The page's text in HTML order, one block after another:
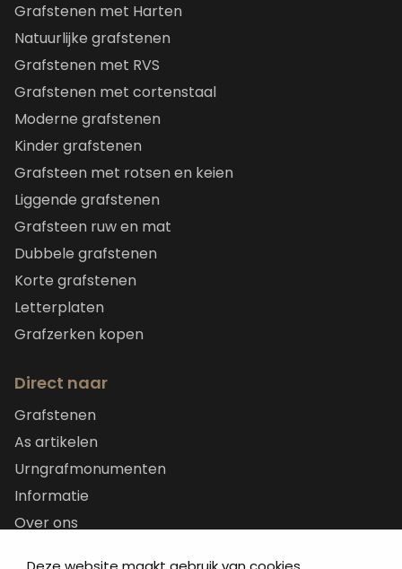
Grafstenen met Harten
Natuurlijke grafstenen
Grafstenen met RVS
Grafstenen met cortenstaal
Moderne grafstenen
Kinder grafstenen
Grafsteen met rotsen en keien
Liggende grafstenen
Grafsteen ruw en mat
Dubbele grafstenen
Korte grafstenen
Letterplaten
Grafzerken kopen
Direct naar
Grafstenen
As artikelen
Urngrafmonumenten
Informatie
Over ons